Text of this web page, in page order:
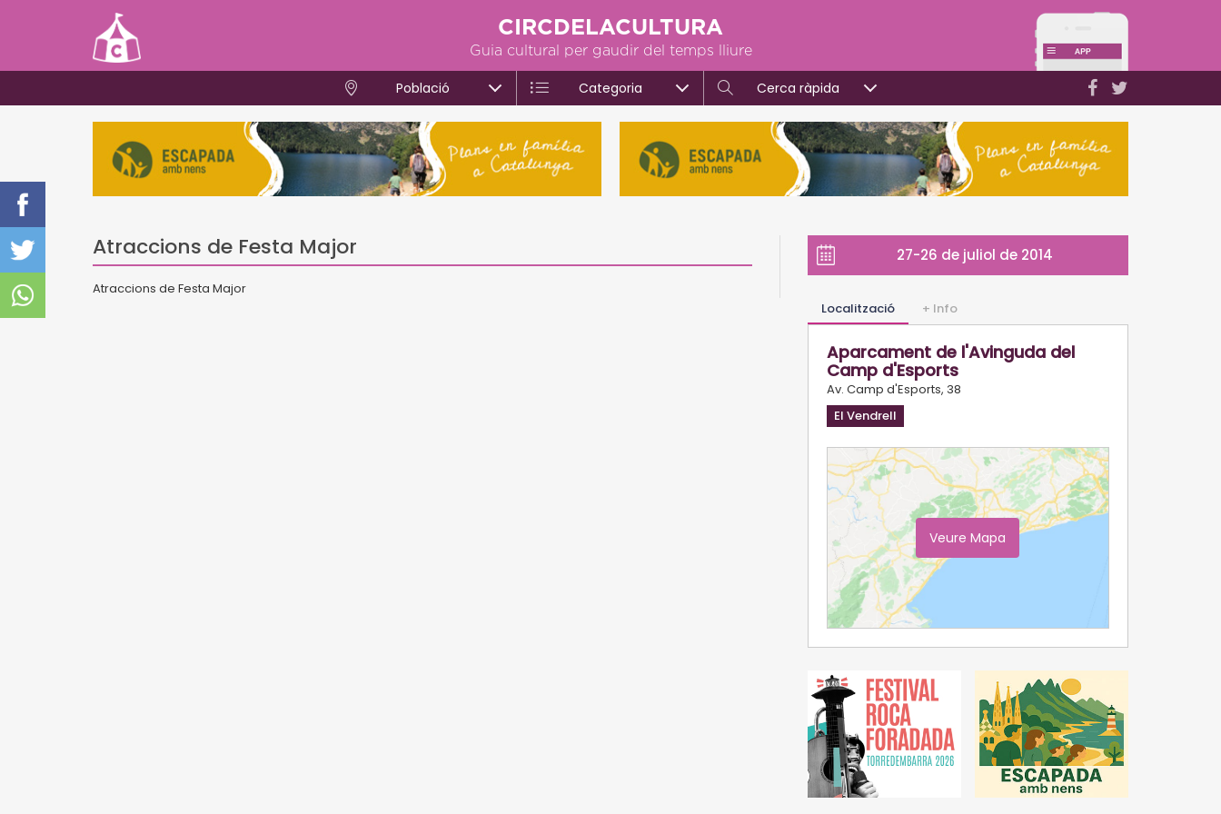
CIRCDELACULTURA
Guia cultural per gaudir del temps lliure
Població Categoria Cerca ràpida
Atraccions de Festa Major
Atraccions de Festa Major
27-26 de juliol de 2014
Localització + Info
Aparcament de l'Avinguda del
Camp d'Esports
Av. Camp d'Esports, 38
El Vendrell
Veure Mapa